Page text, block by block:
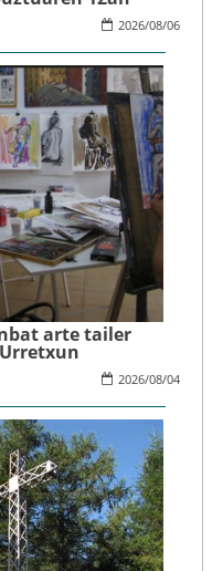
2026/08/06
arte tailer
2026/08/04